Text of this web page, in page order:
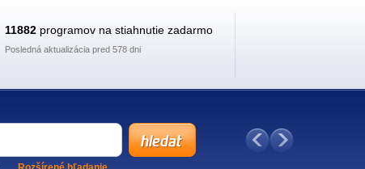
11882 programov na stiahnutie zadarmo
Posledná aktualizácia pred 578 dni